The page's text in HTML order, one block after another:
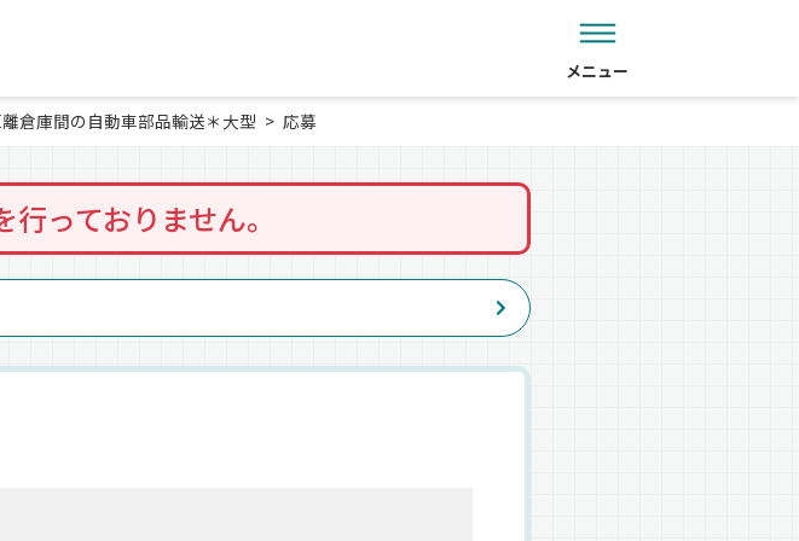
メニュー
倉庫間の自動車部品輸送＊大型 応募
っておりません。